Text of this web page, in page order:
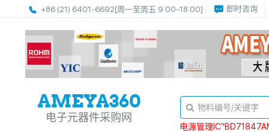
+86 (21) 6401-6692[周一至周五 9:00-18:00] 即时咨询
电子元器件采购网
电源管理